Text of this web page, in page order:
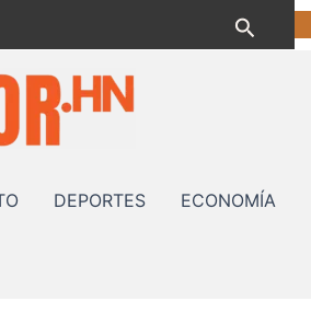
Buscar
DEPORTES ECONOMÍA